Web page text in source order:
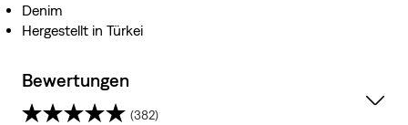
Denim
Hergestellt in Türkei
Bewertungen
(382)